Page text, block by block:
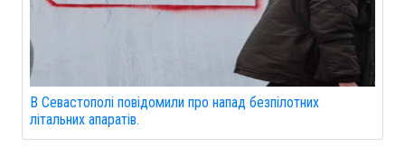
В Севастополі повідомили про напад безпілотних
літальних апаратів.